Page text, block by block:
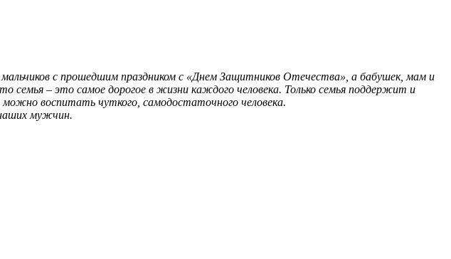
с прошедшим праздником с «Днем Защитников Отечества», а бабушек, мам и
– это самое дорогое в жизни каждого человека. Только семья поддержит и
воспитать чуткого, самодостаточного человека.
мужчин.